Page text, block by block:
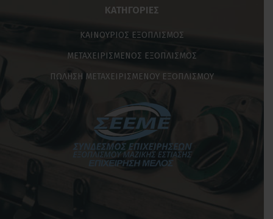
ΚΑΤΗΓΟΡΊΕΣ
ΚΑΙΝΟΥΡΙΟΣ ΕΞΟΠΛΙΣΜΟΣ
ΜΕΤΑΧΕΙΡΙΣΜΕΝΟΣ ΕΞΟΠΛΙΣΜΟΣ
ΠΩΛΗΣΗ ΜΕΤΑΧΕΙΡΙΣΜΕΝΟΥ ΕΞΟΠΛΙΣΜΟΥ